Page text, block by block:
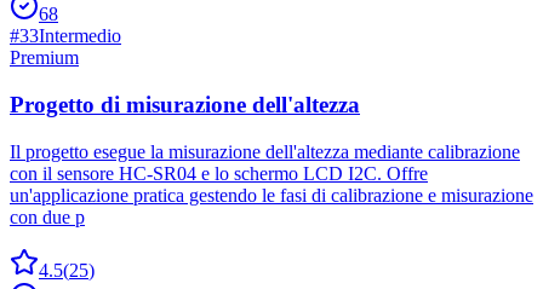
68
#33Intermedio
Premium
Progetto di misurazione dell'altezza
Il progetto esegue la misurazione dell'altezza mediante calibrazione
con il sensore HC-SR04 e lo schermo LCD I2C. Offre
un'applicazione pratica gestendo le fasi di calibrazione e misurazione
con due p
4.5(25)